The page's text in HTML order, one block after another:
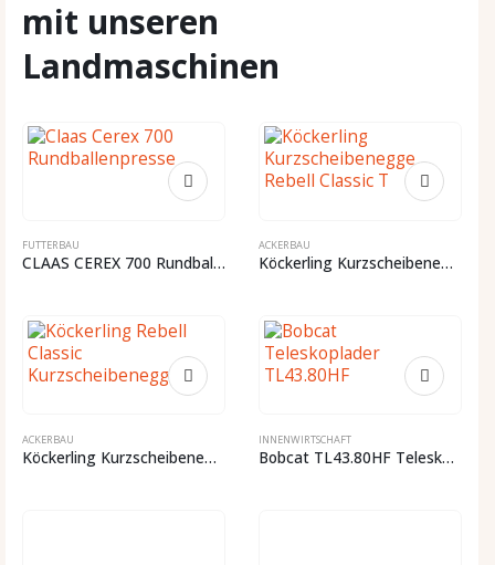
mit unseren
Landmaschinen
FUTTERBAU
CLAAS CEREX 700 Rundballenpresse
ACKERBAU
Köckerling Kurzscheibenegge Rebell Classic T
ACKERBAU
Köckerling Kurzscheibenegge Rebell Classic
INNENWIRTSCHAFT
Bobcat TL43.80HF Teleskoplader AGRI